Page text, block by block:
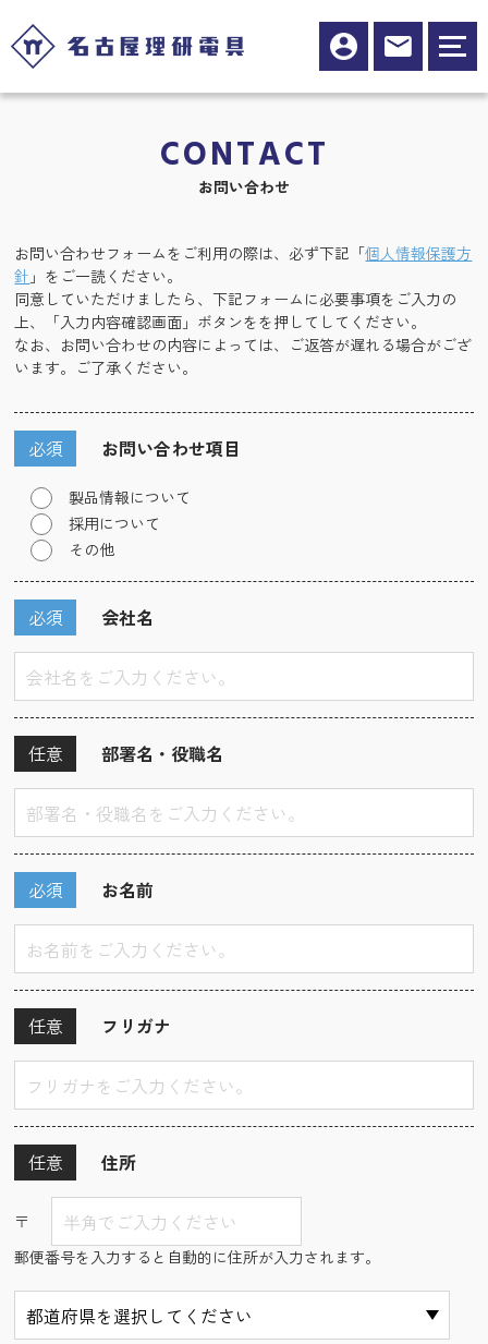
CONTACT
お問い合わせ
お問い合わせフォームをご利用の際は、必ず下記「個人情報保護方
針 」をご一読ください。
同意していただけましたら、下記フォームに必要事項をご入力の
上、「入力内容確認画面」ボタンをを押してしてください。
なお、お問い合わせの内容によっては、ご返答が遅れる場合がござ
います。ご了承ください。
お問い合わせ項目
必須
製品情報について
採用について
その他
会社名
必須
部署名・役職名
任意
お名前
必須
フリガナ
任意
住所
任意
〒
郵便番号を入力すると自動的に住所が入力されます。